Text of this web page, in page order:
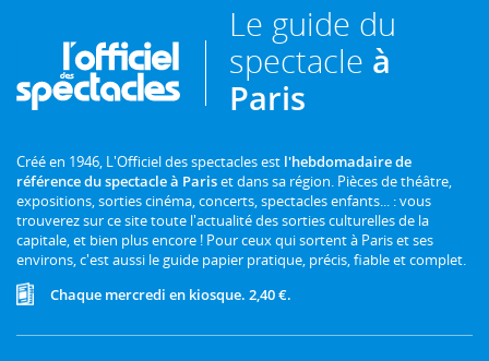
Le guide du
spectacle à
Paris
Créé en 1946, L'Officiel des spectacles est l'hebdomadaire de
référence du spectacle à Pariset dans sa région. Pièces de théâtre,
expositions, sorties cinéma, concerts, spectacles enfants... : vous
trouverez sur ce site toute l'actualité des sorties culturelles de la
capitale, et bien plus encore ! Pour ceux qui sortent à Paris et ses
environs, c'est aussi le guide papier pratique, précis, fiable et complet.
Chaque mercredi en kiosque. 2,40 €.